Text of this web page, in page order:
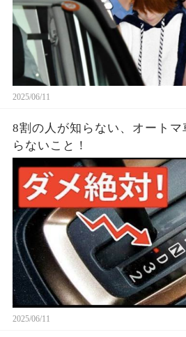
2025/06/11
8割の人が知らない、オート
らないこと！
2025/06/11